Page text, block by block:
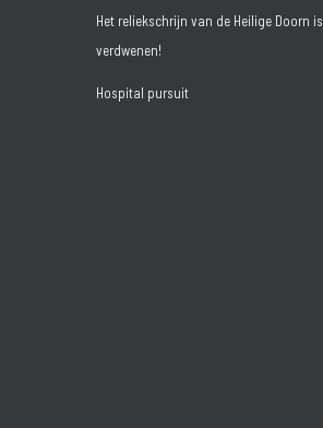
Het reliekschrijn van de Heilige Doorn is
verdwenen!
Hospital pursuit